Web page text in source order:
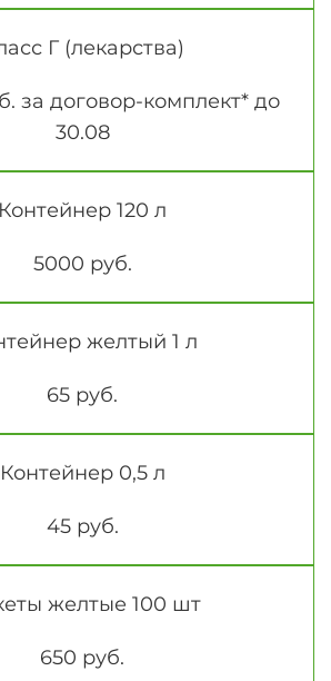
Г (лекарства)
за договор-комплект* до
30.08
Контейнер 120 л
5000 руб.
желтый 1 л
65 руб.
Контейнер 0,5 л
45 руб.
желтые 100 шт
650 руб.